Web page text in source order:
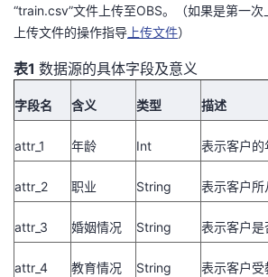
开
发
者
学
堂
我
的
Programs
我
的
支
持
我
的
我
“train.csv”文件上传至OBS。（如果是第一
上传文件的操作指导 上传文件）
表1 数据源的具体字段及意义
字段名 含义 类型 描述
attr_1 年龄 Int 表示客户的
attr_2 职业 String 表示客户所
attr_3 婚姻情况 String 表示客户是
attr_4 教育情况 String 表示客户受